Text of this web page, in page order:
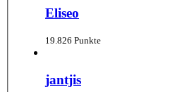
Eliseo
19.826 Punkte
jantjis